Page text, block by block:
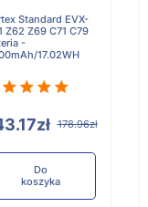
Standard EVX-
Z62 Z69 C71 C79
-
17.02WH
178.96zł
Do
koszyka